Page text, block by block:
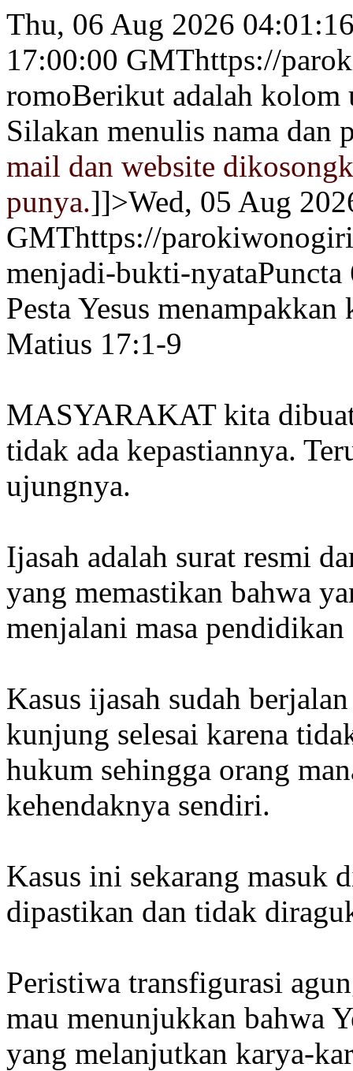
Thu, 06 Aug 2026
17:00:00 GMThttps://
romoBerikut adalah kolom
Silakan menulis nama dan
mail dan website
punya.]]>Wed, 05 Aug
GMThttps://
menjadi-bukti-nyataPuncta
Pesta Yesus
Matius 17:1-9
MASYARAKAT kita
tidak ada kepastiannya.
ujungnya.
Ijasah adalah surat resmi
yang memastikan bahwa
menjalani masa
Kasus ijasah sudah
kunjung selesai karena
hukum sehingga orang
kehendaknya sendiri.
Kasus ini sekarang masuk
dipastikan dan tidak
Peristiwa transfigurasi
mau menunjukkan bahwa
yang melanjutkan karya-